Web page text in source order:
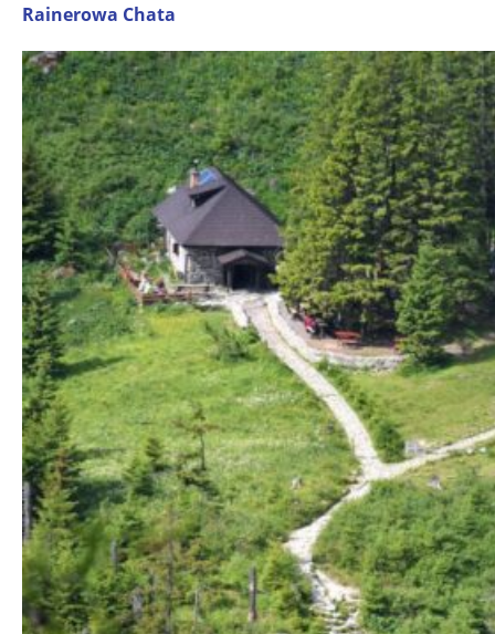
Rainerowa Chata